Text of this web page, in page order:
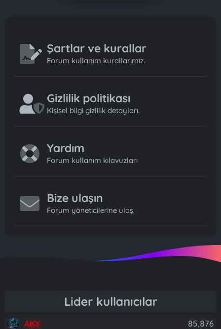
Şartlar ve kurallar
Forum kullanım kurallarımız.
Gizlilik politikası
Kişisel bilgi gizlilik detayları.
Yardım
Forum kullanım kılavuzları
Bize ulaşın
Forum yöneticilerine ulaş.
Lider kullanıcılar
AKY
85,876